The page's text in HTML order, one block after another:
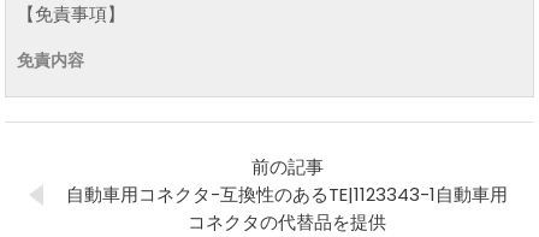
【免責事項】
免責内容
前の記事
自動車用コネクタ-互換性のあるTE|1123343-1自動車用
コネクタの代替品を提供